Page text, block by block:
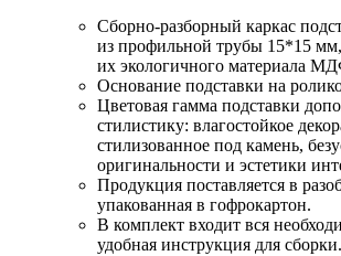
Сборно-разборный каркас
из профильной трубы 15*15
их экологичного материала
Основание подставки на
Цветовая гамма подставки
стилистику: влагостойкое
стилизованное под камень,
оригинальности и эстетики
Продукция поставляется в
упакованная в гофрокартон.
В комплект входит вся
удобная инструкция для сборки.